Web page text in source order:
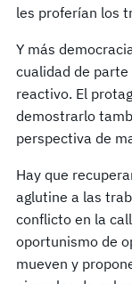
les proferían los
Y más
cualidad de
reactivo. El
demostrarlo
perspectiva de
Hay que
aglutine a las
conflicto en la
oportunismo de
mueven y